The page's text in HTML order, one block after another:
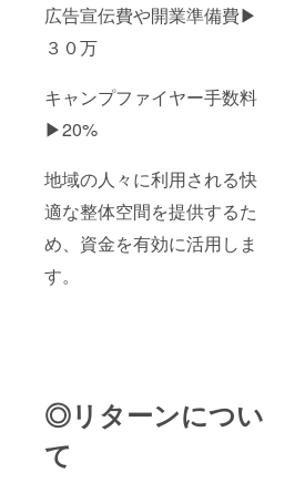
広告宣伝費や開業準備費▶︎
３０万
キャンプファイヤー手数料
▶︎20%
地域の人々に利用される快
適な整体空間を提供するた
め、資金を有効に活用しま
す。
◎リターンについ
て